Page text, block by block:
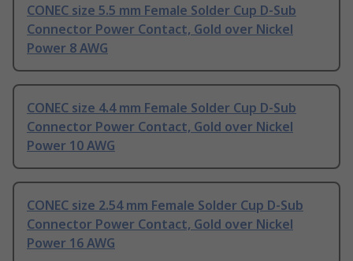
CONEC size 5.5 mm Female Solder Cup D-Sub
Connector Power Contact, Gold over Nickel
Power 8 AWG
CONEC size 4.4 mm Female Solder Cup D-Sub
Connector Power Contact, Gold over Nickel
Power 10 AWG
CONEC size 2.54 mm Female Solder Cup D-Sub
Connector Power Contact, Gold over Nickel
Power 16 AWG